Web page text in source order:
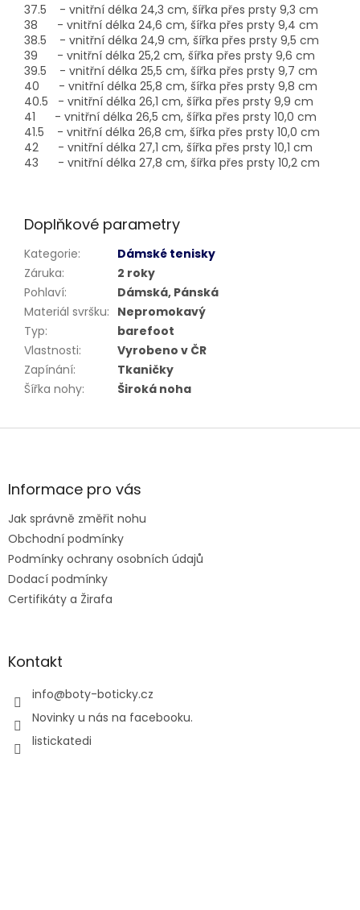
37.5 - vnitřní délka 24,3 cm, šířka přes prsty 9,3 cm
38 - vnitřní délka 24,6 cm, šířka přes prsty 9,4 cm
38.5 - vnitřní délka 24,9 cm, šířka přes prsty 9,5 cm
39 - vnitřní délka 25,2 cm, šířka přes prsty 9,6 cm
39.5 - vnitřní délka 25,5 cm, šířka přes prsty 9,7 cm
40 - vnitřní délka 25,8 cm, šířka přes prsty 9,8 cm
40.5 - vnitřní délka 26,1 cm, šířka přes prsty 9,9 cm
41 - vnitřní délka 26,5 cm, šířka přes prsty 10,0 cm
41.5 - vnitřní délka 26,8 cm, šířka přes prsty 10,0 cm
42 - vnitřní délka 27,1 cm, šířka přes prsty 10,1 cm
43 - vnitřní délka 27,8 cm, šířka přes prsty 10,2 cm
Doplňkové parametry
Kategorie:
Dámské tenisky
Záruka:
2 roky
Pohlaví:
Dámská, Pánská
Materiál svršku: Nepromokavý
Typ:
barefoot
Vlastnosti:
Vyrobeno v ČR
Zapínání:
Tkaničky
Šířka nohy: Široká noha
Z
aInformace pro vás
Jak správně změřit nohu
Obchodní podmínky
Podmínky ochrany osobních údajů
Dodací podmínky
Certifikáty a Žirafa
Kontakt
info@boty-boticky.cz
Novinky u nás na facebooku.
listickatedi